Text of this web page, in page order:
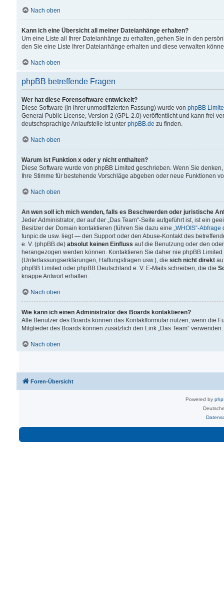
Nach oben
Kann ich eine Übersicht all meiner Dateianhänge erhalten?
Um eine Liste all Ihrer Dateianhänge zu erhalten, gehen Sie in den
den Sie eine Liste Ihrer Dateianhänge erhalten und diese verwalten
Nach oben
phpBB betreffende Fragen
Wer hat diese Forensoftware entwickelt?
Diese Software (in ihrer unmodifizierten Fassung) wurde von phpBB
General Public License, Version 2 (GPL-2.0) veröffentlicht und kann frei
deutschsprachige Anlaufstelle ist unter phpBB.de zu finden.
Nach oben
Warum ist Funktion x oder y nicht enthalten?
Diese Software wurde von phpBB Limited geschrieben. Wenn Sie
Ihre Stimme für bestehende Vorschläge abgeben oder neue Funktionen
Nach oben
An wen soll ich mich wenden, falls es Beschwerden oder juristische
Jeder Administrator, der auf der „Das Team“-Seite aufgeführt ist, ist ein
Besitzer der Domain kontaktieren (führen Sie dazu eine „WHOIS“-Abfrage
funpic.de usw. liegt — den Support oder den Abuse-Kontakt des
e. V. (phpBB.de) absolut keinen Einfluss auf die Benutzung oder den
herangezogen werden können. Kontaktieren Sie daher nie phpBB
(Unterlassungserklärungen, Haftungsfragen usw.), die sich nicht direkt
phpBB Limited oder phpBB Deutschland e. V. E-Mails schreiben, die die
knappe Antwort erhalten.
Nach oben
Wie kann ich einen Administrator des Boards kontaktieren?
Alle Benutzer des Boards können das Kontaktformular nutzen, wenn die
Mitglieder des Boards können zusätzlich den Link „Das Team“ verwenden.
Nach oben
Foren-Übersicht
Powered by